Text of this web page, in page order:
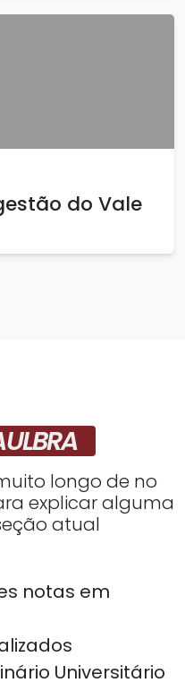
do Vale
longo de no
explicar alguma
atual
notas em
Universitário